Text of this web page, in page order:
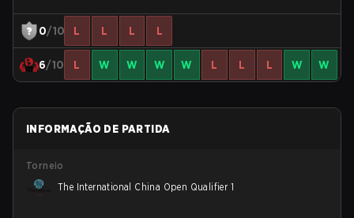
0/10 L L L L
6/10 L W W W W L L L W W
INFORMAÇÃO DE PARTIDA
Torneio
The International China Open Qualifier 1